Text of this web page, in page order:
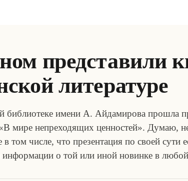
представили
литературе
библиотеке имени А. Айдамирова прошла
мире непреходящих ценностей». Думаю,
в том числе, что презентация по своей сути
информации о той или иной новинке в